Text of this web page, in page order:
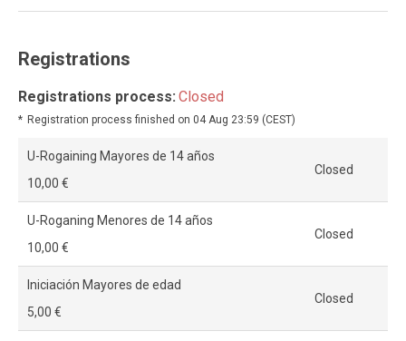
Registrations
Registrations process: Closed
Registration process finished on 04 Aug 23:59 (CEST)
U-Rogaining Mayores de 14 años
10,00 €
Closed
U-Roganing Menores de 14 años
10,00 €
Closed
Iniciación Mayores de edad
5,00 €
Closed